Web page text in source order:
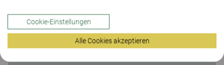
Embrace, Barhocker, Kufengestell
Cookie-Einstellungen
Alle Cookies akzeptieren